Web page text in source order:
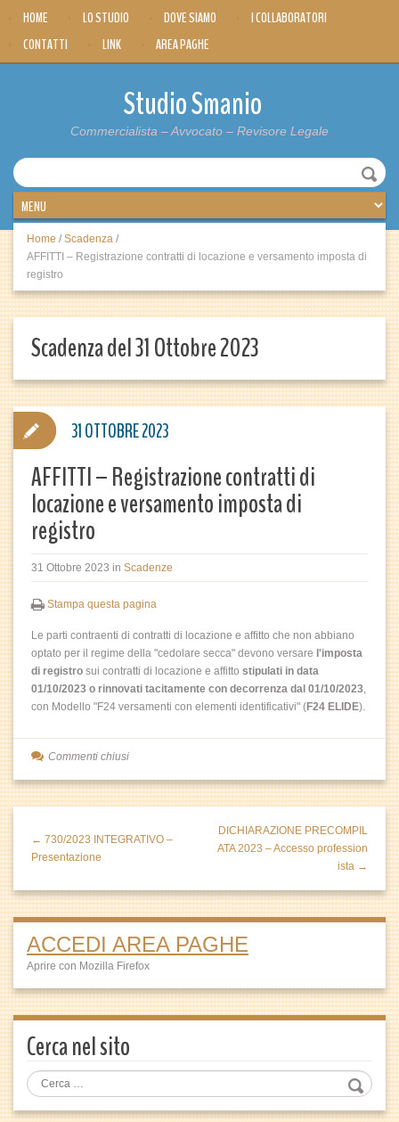
HOME LO STUDIO DOVE SIAMO
I COLLABORATORI
CONTATTI
LINK AREA PAGHE
Studio Smanio
Commercialista – Avvocato – Revisore Legale
Home / Scadenza /
AFFITTI – Registrazione contratti di locazione e versamento imposta di
registro
Scadenza del 31 Ottobre 2023
AFFITTI – Registrazione contratti di
locazione e versamento imposta di
registro
31 Ottobre 2023 in Scadenze
Stampa questa pagina
Le parti contraenti di contratti di locazione e affitto che non abbiano
optato per il regime della "cedolare secca" devono versare l'imposta
di registro sui contratti di locazione e affitto stipulati in data
01/10/2023 o rinnovati tacitamente con decorrenza dal 01/10/2023,
con Modello "F24 versamenti con elementi identificativi" (F24 ELIDE).
31 OTTOBRE 2023
Commenti chiusi
← 730/2023 INTEGRATIVO –
Presentazione
DICHIARAZIONE PRECOMPIL
ATA 2023 – Accesso profession
ista →
ACCEDI AREA PAGHE
Aprire con Mozilla Firefox
Cerca nel sito